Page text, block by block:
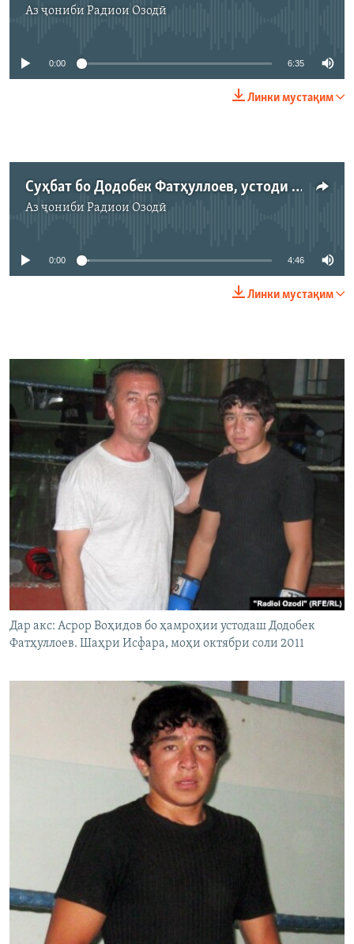
Аз ҷониби Радиои Озодӣ
Феълан кор намекунад
0:00 6:35
Линки мустақим
Суҳбат бо Додобек Фатҳуллоев, устоди Асрор Воҳидов
Аз ҷониби Радиои Озодӣ
Феълан кор намекунад
0:00 4:46
Линки мустақим
Дар акс: Асрор Воҳидов бо ҳамроҳии устодаш Додобек
Фатҳуллоев. Шаҳри Исфара, моҳи октябри соли 2011